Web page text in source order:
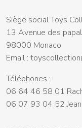
Siège social Toys
13 Avenue des
98000 Monaco
Email :
Téléphones :
06 64 46 58 01
06 07 93 04 52